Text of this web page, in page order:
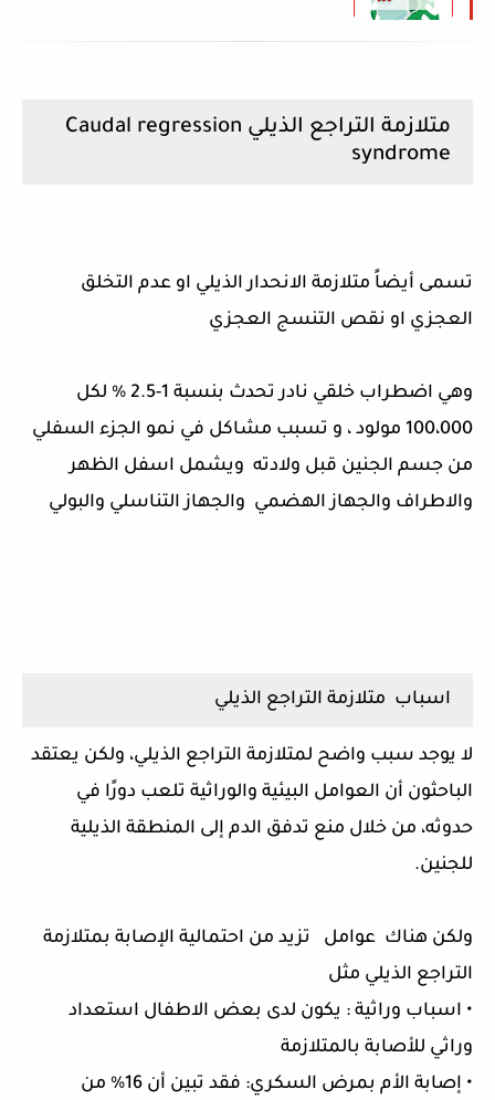
متلازمة التراجع الذيلي Caudal regression
syndrome
تسمى أيضاً متلازمة الانحدار الذيلي او عدم التخلق
العجزي او نقص التنسج العجزي
وهي اضطراب خلقي نادر تحدث بنسبة 1-2.5 % لكل
100،000 مولود ، و تسبب مشاكل في نمو الجزء السفلي
من جسم الجنين قبل ولادته ويشمل اسفل الظهر
والاطراف والجهاز الهضمي والجهاز التناسلي والبولي
اسباب متلازمة التراجع الذيلي
لا يوجد سبب واضح لمتلازمة التراجع الذيلي، ولكن يعتقد
الباحثون أن العوامل البيئية والوراثية تلعب دورًا في
حدوثه، من خلال منع تدفق الدم إلى المنطقة الذيلية
للجنين.
ولكن هناك عوامل تزيد من احتمالية الإصابة بمتلازمة
التراجع الذيلي مثل
• اسباب وراثية : يكون لدى بعض الاطفال استعداد
وراثي للأصابة بالمتلازمة
• إصابة الأم بمرض السكري: فقد تبين أن 16% من